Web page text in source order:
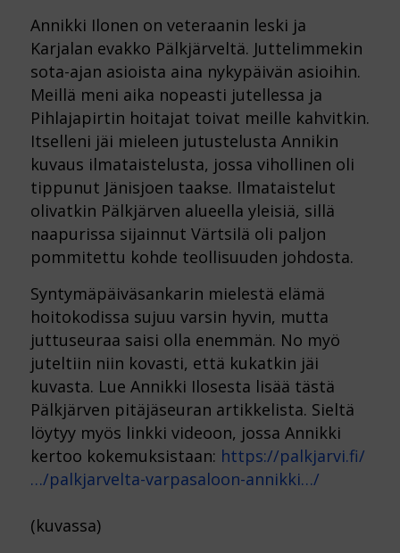
Annikki Ilonen on veteraanin leski ja
Karjalan evakko Pälkjärveltä. Juttelimmekin
sota-ajan asioista aina nykypäivän asioihin.
Meillä meni aika nopeasti jutellessa ja
Pihlajapirtin hoitajat toivat meille kahvitkin.
Itselleni jäi mieleen jutustelusta Annikin
kuvaus ilmataistelusta, jossa vihollinen oli
tippunut Jänisjoen taakse. Ilmataistelut
olivatkin Pälkjärven alueella yleisiä, sillä
naapurissa sijainnut Värtsilä oli paljon
pommitettu kohde teollisuuden johdosta.
Syntymäpäiväsankarin mielestä elämä
hoitokodissa sujuu varsin hyvin, mutta
juttuseuraa saisi olla enemmän. No myö
juteltiin niin kovasti, että kukatkin jäi
kuvasta. Lue Annikki Ilosesta lisää tästä
Pälkjärven pitäjäseuran artikkelista. Sieltä
löytyy myös linkki videoon, jossa Annikki
kertoo kokemuksistaan: https://palkjarvi.fi/
…/palkjarvelta-varpasaloon-annikki…/
(kuvassa)